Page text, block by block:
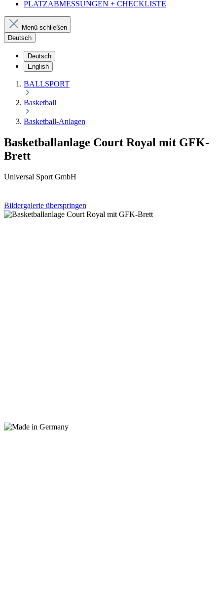
PLATZABMESSUNGEN + CHECKLISTE
Menü schließen
Deutsch
Deutsch
English
BALLSPORT
Basketball
Basketball-Anlagen
Basketballanlage Court Royal mit GFK-
Brett
Universal Sport GmbH
Bildergalerie überspringen